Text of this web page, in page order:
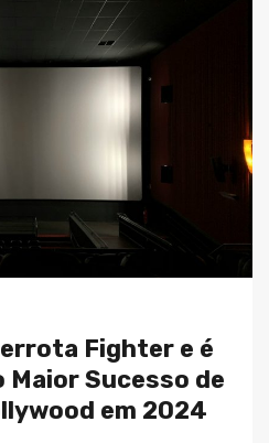
Fighter e é
Maior Sucesso de
em 2024